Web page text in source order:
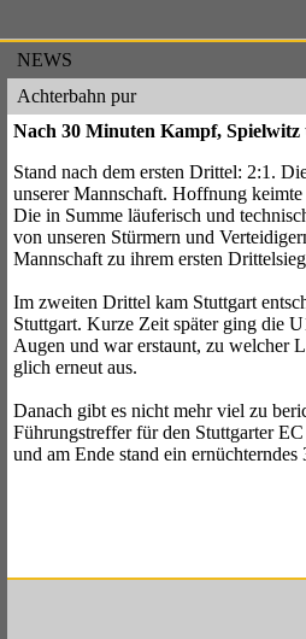
NEWS
Achterbahn pur
Nach 30 Minuten Kampf,
Stand nach dem ersten Drittel: 2:1.
unserer Mannschaft. Hoffnung
Die in Summe läuferisch und
von unseren Stürmern und
Mannschaft zu ihrem ersten
Im zweiten Drittel kam Stuttgart
Stuttgart. Kurze Zeit später ging die
Augen und war erstaunt, zu welcher
glich erneut aus.
Danach gibt es nicht mehr viel zu
Führungstreffer für den Stuttgarter
und am Ende stand ein